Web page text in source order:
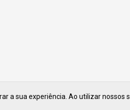
a sua experiência. Ao utilizar nossos